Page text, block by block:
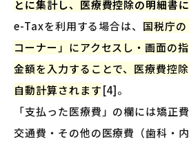
とに集計し、医療費控除の明細書
e-Taxを利用する場合は、 国税庁
コーナー」にアクセスし・画面の
金額を入力することで、医療費控
自動計算されます[4]。
「支払った医療費」の欄には矯正
交通費・その他の医療費（歯科・